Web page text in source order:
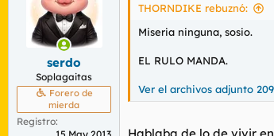
serdo
Soplagaitas
Forero de
mierda
Registro
15 May 2013
THORNDIKE rebuznó:
Miseria ninguna, sosio.
EL RULO MANDA.
Ver el archivos adjunto
Hablaba de lo de vivir